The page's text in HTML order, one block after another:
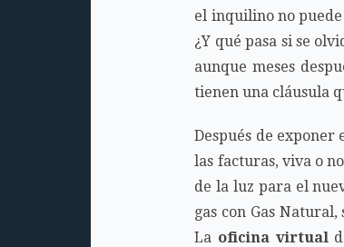
el inquilino no
¿Y qué pasa si se
aunque meses
tienen una cláusula
Después de exponer
las facturas, viva o
de la luz para el
gas con Gas
La oficina virtual